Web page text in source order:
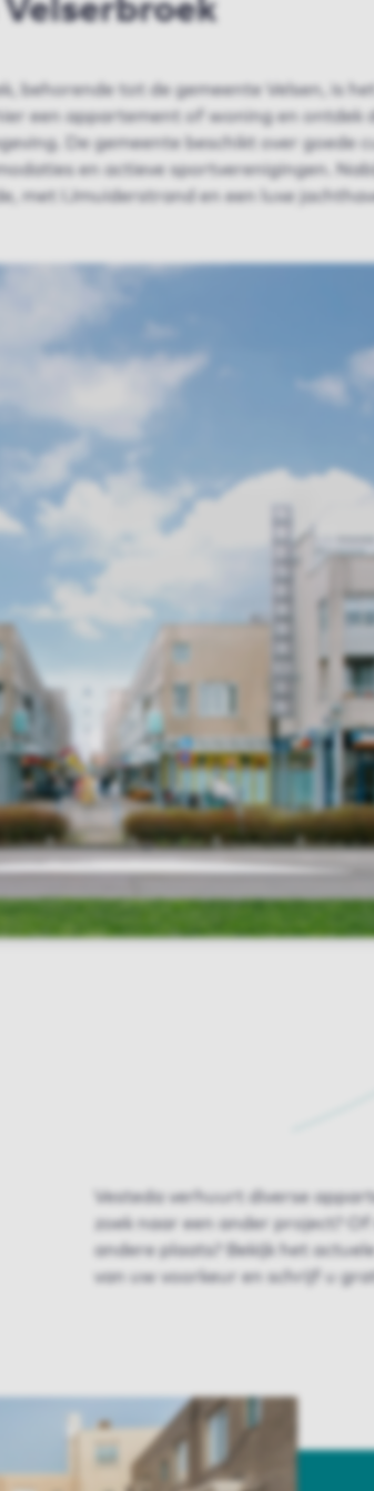
behorende tot de gemeente Velsen, is
een appartement of woning en ontdek
De gemeente beschikt over goede
en actieve sportverenigingen.
met IJmuiderstrand en een luxe
Vesteda verhuurt diverse
zoek naar een ander project?
andere plaats? Bekijk het
van uw voorkeur en schrijf u